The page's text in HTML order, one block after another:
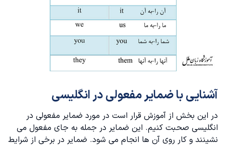
آشنایی با ضمایر مفعولی در انگلیسی
در این بخش از آموزش قرار است در مورد ضمایر مفعولی در
انگلیسی صحبت کنیم. این ضمایر در جمله به جای مفعول می
نشینند و کار روی آن ها انجام می شود. ضمایر در برخی از شرایط